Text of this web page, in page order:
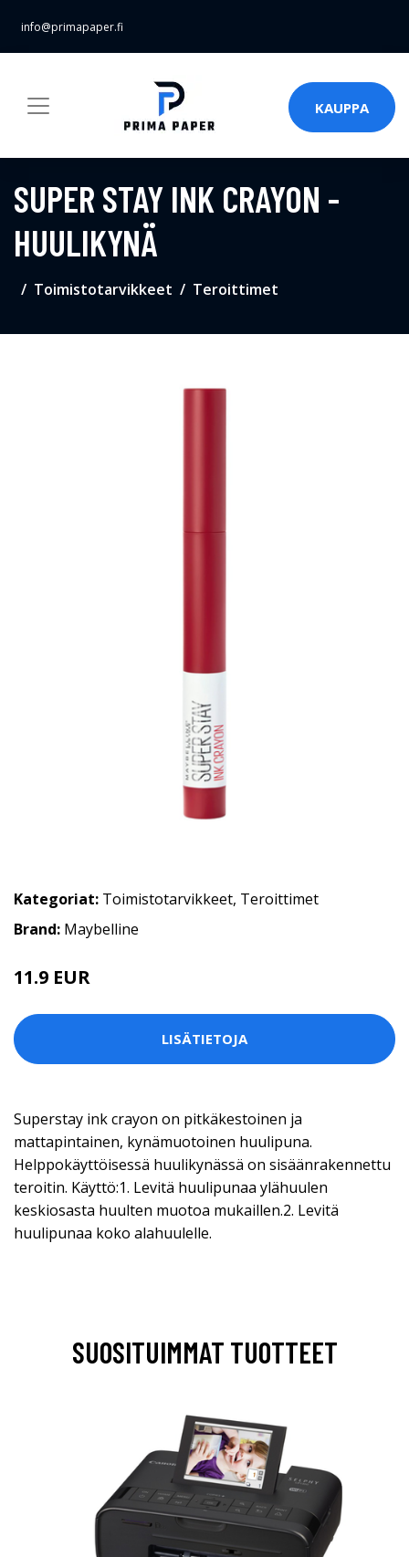
info@primapaper.fi
KAUPPA
SUPER STAY INK CRAYON -
HUULIKYNÄ
Toimistotarvikkeet Teroittimet
Kategoriat: Toimistotarvikkeet, Teroittimet
Brand: Maybelline
11.9 EUR
LISÄTIETOJA
Superstay ink crayon on pitkäkestoinen ja
mattapintainen, kynämuotoinen huulipuna.
Helppokäyttöisessä huulikynässä on sisäänrakennettu
teroitin. Käyttö:1. Levitä huulipunaa ylähuulen
keskiosasta huulten muotoa mukaillen.2. Levitä
huulipunaa koko alahuulelle.
SUOSITUIMMAT TUOTTEET